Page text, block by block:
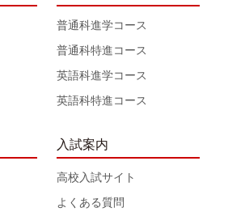
普通科進学コース
普通科特進コース
英語科進学コース
英語科特進コース
入試案内
高校入試サイト
よくある質問